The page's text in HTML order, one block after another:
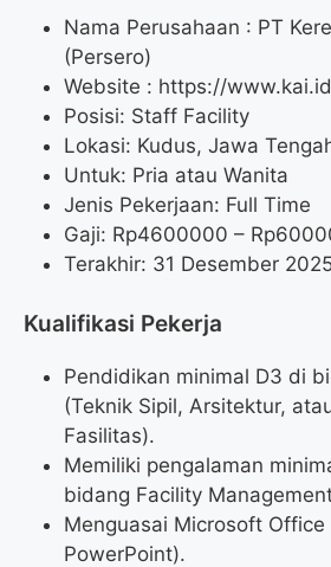
Nama Perusahaan : PT
(Persero)
Website : https://www.kai.id
Posisi: Staff Facility
Lokasi: Kudus, Jawa
Untuk: Pria atau Wanita
Jenis Pekerjaan: Full Time
Gaji: Rp4600000 – Rp
Terakhir: 31 Desember
Kualifikasi Pekerja
Pendidikan minimal D3 di
(Teknik Sipil, Arsitektur,
Fasilitas).
Memiliki pengalaman
bidang Facility
Menguasai Microsoft Office
PowerPoint).